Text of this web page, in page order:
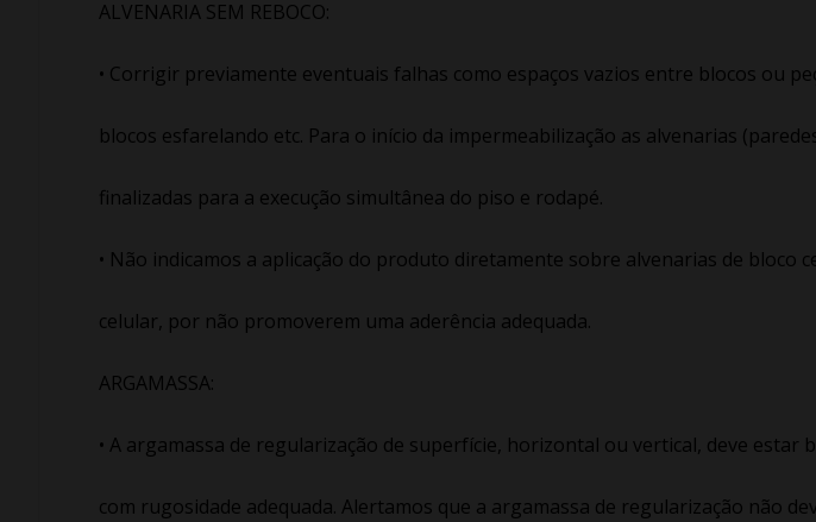
ALVENARIA SEM REBOCO:
• Corrigir previamente eventuais falhas como espaços vazios entre blocos ou
blocos esfarelando etc. Para o início da impermeabilização as alvenarias
finalizadas para a execução simultânea do piso e rodapé.
• Não indicamos a aplicação do produto diretamente sobre alvenarias de bloco
celular, por não promoverem uma aderência adequada.
ARGAMASSA:
• A argamassa de regularização de superfície, horizontal ou vertical, deve estar
com rugosidade adequada. Alertamos que a argamassa de regularização não